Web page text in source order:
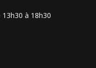
à 18h30